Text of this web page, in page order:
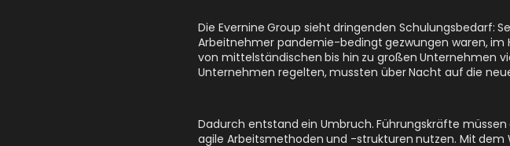
Die Evernine Group sieht dringenden Schulungsbedarf:
Arbeitnehmer pandemie-bedingt gezwungen waren,
von mittelständischen bis hin zu großen Unternehmen
Unternehmen regelten, mussten über Nacht auf die
Dadurch entstand ein Umbruch. Führungskräfte
agile Arbeitsmethoden und -strukturen nutzen. Mit